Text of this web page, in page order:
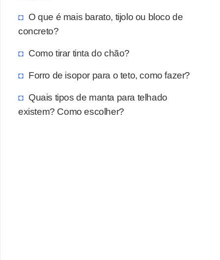
O que é mais barato, tijolo ou bloco de
concreto?
Como tirar tinta do chão?
Forro de isopor para o teto, como fazer?
Quais tipos de manta para telhado
existem? Como escolher?